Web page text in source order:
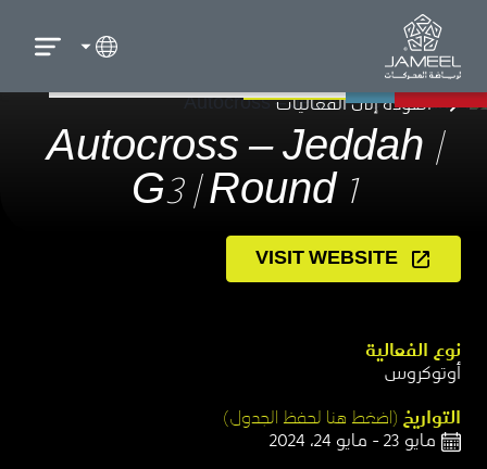
العودة إلى الفعاليات
Autocross – Jeddah |
G3 | Round 1
VISIT WEBSITE
نوع الفعالية​
أوتوكروس​
التواريخ (اضغط هنا لحفظ الجدول)​
مايو 23 - مايو 24، 2024